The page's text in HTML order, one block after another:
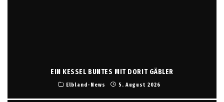
EIN KESSEL BUNTES MIT DORIT GÄBLER
Elbland-News 5. August 2026